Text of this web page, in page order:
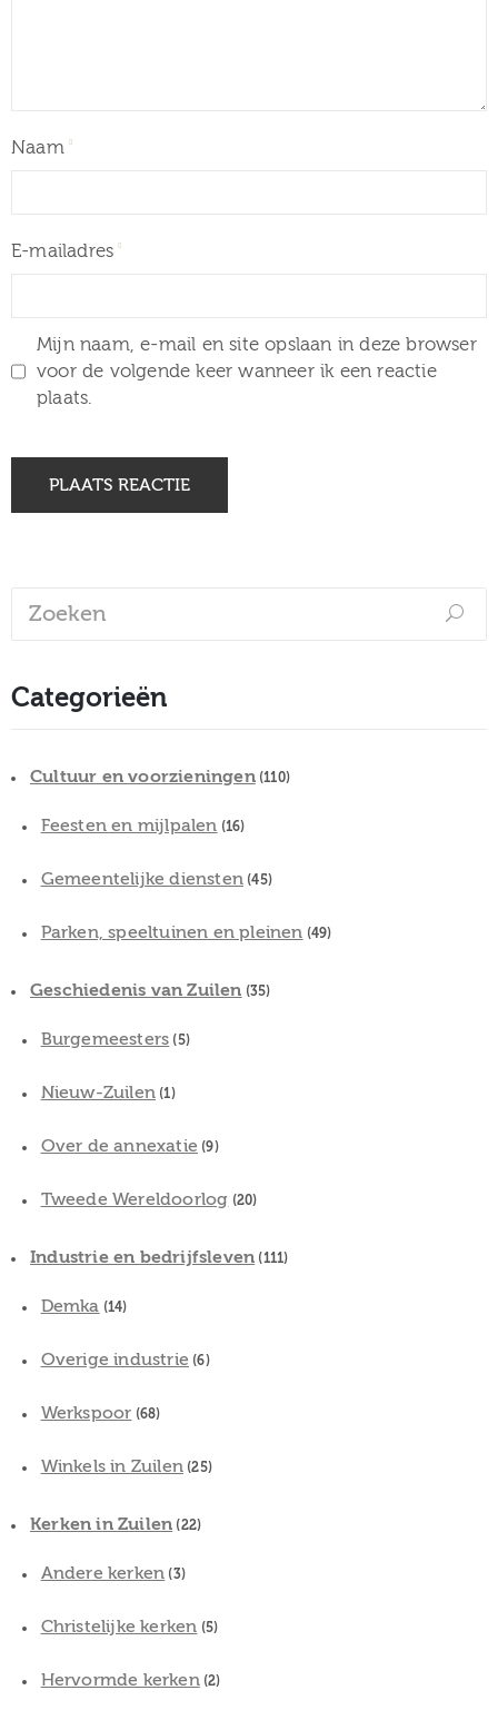
Naam
E-mailadres
Mijn naam, e-mail en site opslaan in deze browser
voor de volgende keer wanneer ik een reactie
plaats.
Categorieën
Cultuur en voorzieningen(110)
Feesten en mijlpalen (16)
Gemeentelijke diensten (45)
Parken, speeltuinen en pleinen (49)
Geschiedenis van Zuilen (35)
Burgemeesters (5)
Nieuw-Zuilen (1)
Over de annexatie (9)
Tweede Wereldoorlog (20)
Industrie en bedrijfsleven (111)
Demka (14)
Overige industrie (6)
Werkspoor (68)
Winkels in Zuilen (25)
Kerken in Zuilen (22)
Andere kerken (3)
Christelijke kerken (5)
Hervormde kerken(2)